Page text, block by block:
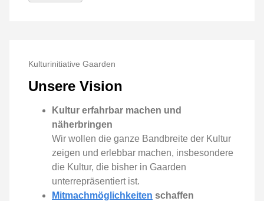
Kulturinitiative Gaarden
Unsere Vision
Kultur erfahrbar machen und
näherbringen
Wir wollen die ganze Bandbreite der Kultur
zeigen und erlebbar machen, insbesondere
die Kultur, die bisher in Gaarden
unterrepräsentiert ist.
Mitmachmöglichkeiten schaffen